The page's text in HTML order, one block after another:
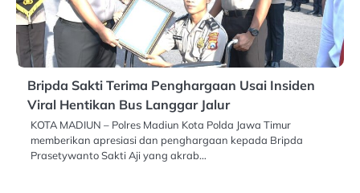
Bripda Sakti Terima Penghargaan Usai Insiden
Viral Hentikan Bus Langgar Jalur
KOTA MADIUN – Polres Madiun Kota Polda Jawa Timur
memberikan apresiasi dan penghargaan kepada Bripda
Prasetywanto Sakti Aji yang akrab…